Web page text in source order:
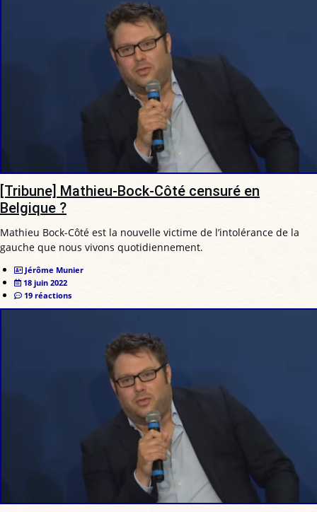
[Tribune] Mathieu-Bock-Côté censuré en
Belgique ?
Mathieu Bock-Côté est la nouvelle victime de l’intolérance de la
gauche que nous vivons quotidiennement.
Jérôme Munier
18 juin 2022
19 réactions